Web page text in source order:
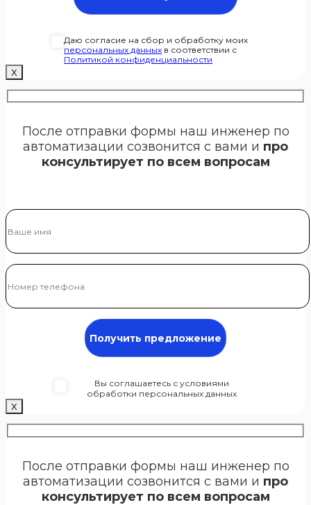
Даю согласие на сбор и обработку моих
персональных данных в соответствии с
Политикой конфиденциальности
Х
После отправки формы наш инженер по
автоматизации созвонится с вами и про
консультирует по всем вопросам
Вы соглашаетесь с условиями
обработки персональных данных
Х
После отправки формы наш инженер по
автоматизации созвонится с вами и про
консультирует по всем вопросам